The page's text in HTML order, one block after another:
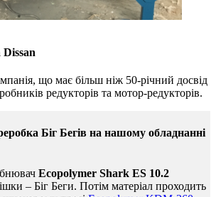
Dissan
що має більш ніж 50-річний досвід
редукторів та мотор-редукторів.
Біг Бегів на нашому обладнанні
Ecopolymer Shark ES 10.2
– Біг Беги. Потім матеріал проходить